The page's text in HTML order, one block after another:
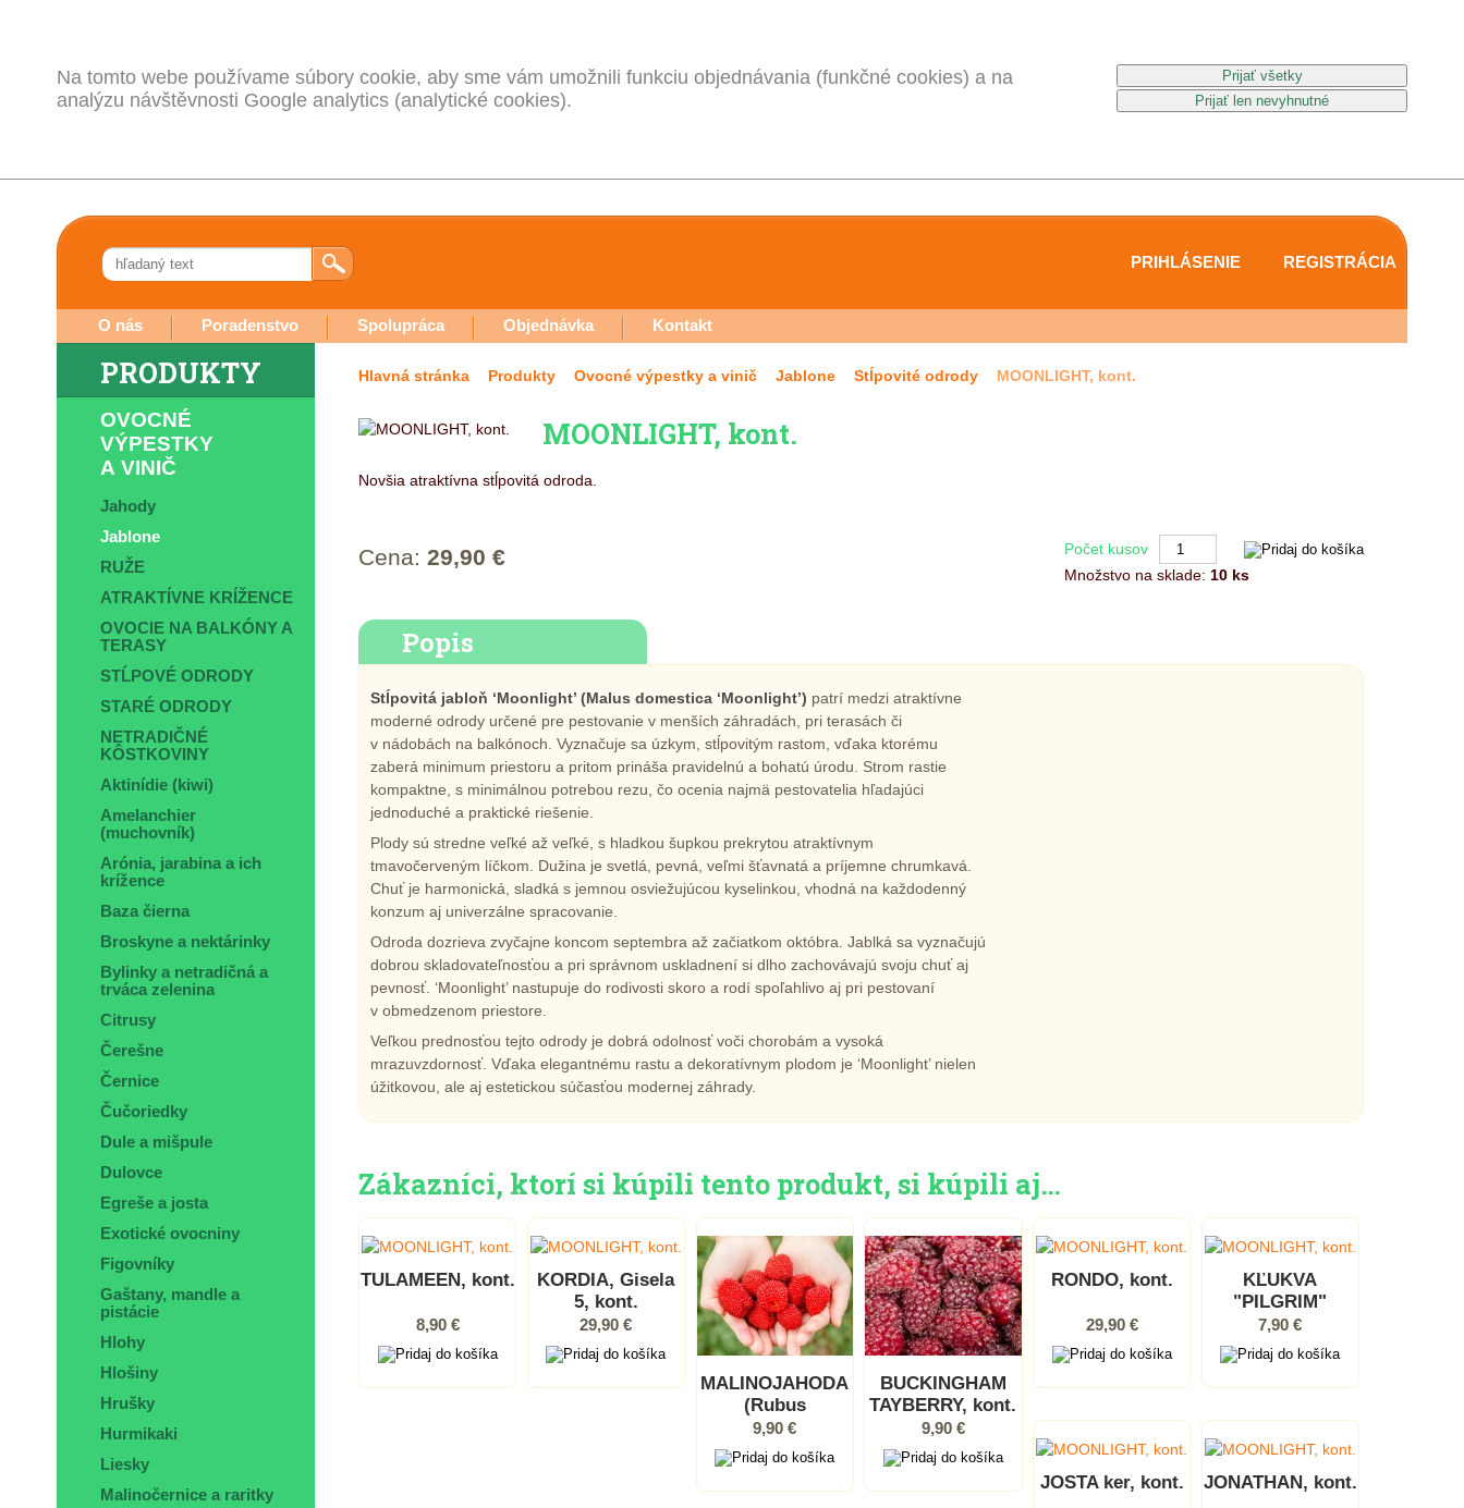
Na tomto webe používame súbory cookie, aby sme vám umožnili funkciu objednávania (funkčné cookies) a na
analýzu návštěvnosti Google analytics (analytické cookies).
O nás Poradenstvo Spolupráca Objednávka Kontakt
PRIHLÁSENIE REGISTRÁCIA
PRODUKTY
OVOCNÉ
VÝPESTKY
A VINIČ
Jahody
Jablone
RUŽE
ATRAKTÍVNE KRÍŽENCE
OVOCIE NA BALKÓNY A
TERASY
STĹPOVÉ ODRODY
STARÉ ODRODY
NETRADIČNÉ
KÔSTKOVINY
Aktinídie (kiwi)
Amelanchier
(muchovník)
Arónia, jarabina a ich
krížence
Baza čierna
Broskyne a nektárinky
Bylinky a netradičná a
trváca zelenina
Citrusy
Čerešne
Černice
Čučoriedky
Dule a mišpule
Dulovce
Egreše a josta
Exotické ovocniny
Figovníky
Gaštany, mandle a
pistácie
Hlohy
Hlošiny
Hrušky
Hurmikaki
Liesky
Malinočernice a raritky
Hlavná stránka Produkty Ovocné výpestky a vinič Jablone Stĺpovité odrody MOONLIGHT, kont.
MOONLIGHT, kont.
Novšia atraktívna stĺpovitá odroda.
Cena: 29,90 €
Počet kusov
Množstvo na sklade: 10 ks
Popis
Stĺpovitá jabloň ‘Moonlight’ (Malus domestica ‘Moonlight’) patrí medzi atraktívne
moderné odrody určené pre pestovanie v menších záhradách, pri terasách či
v nádobách na balkónoch. Vyznačuje sa úzkym, stĺpovitým rastom, vďaka ktorému
zaberá minimum priestoru a pritom prináša pravidelnú a bohatú úrodu. Strom rastie
kompaktne, s minimálnou potrebou rezu, čo ocenia najmä pestovatelia hľadajúci
jednoduché a praktické riešenie.
Plody sú stredne veľké až veľké, s hladkou šupkou prekrytou atraktívnym
tmavočerveným líčkom. Dužina je svetlá, pevná, veľmi šťavnatá a príjemne chrumkavá.
Chuť je harmonická, sladká s jemnou osviežujúcou kyselinkou, vhodná na každodenný
konzum aj univerzálne spracovanie.
Odroda dozrieva zvyčajne koncom septembra až začiatkom októbra. Jablká sa vyznačujú
dobrou skladovateľnosťou a pri správnom uskladnení si dlho zachovávajú svoju chuť aj
pevnosť. ‘Moonlight’ nastupuje do rodivosti skoro a rodí spoľahlivo aj pri pestovaní
v obmedzenom priestore.
Veľkou prednosťou tejto odrody je dobrá odolnosť voči chorobám a vysoká
mrazuvzdornosť. Vďaka elegantnému rastu a dekoratívnym plodom je ‘Moonlight’ nielen
úžitkovou, ale aj estetickou súčasťou modernej záhrady.
Zákazníci, ktorí si kúpili tento produkt, si kúpili aj…
TULAMEEN, kont.
8,90 €
KORDIA, Gisela
5, kont.
29,90 €
MALINOJAHODA
(Rubus
illecebrosus),
kont.
9,90 €
BUCKINGHAM
TAYBERRY, kont.
9,90 €
RONDO, kont.
29,90 €
KĽUKVA
"PILGRIM"
(Vaccinium
macrocarpon),
kont.
7,90 €
JOSTA ker, kont. JONATHAN, kont.